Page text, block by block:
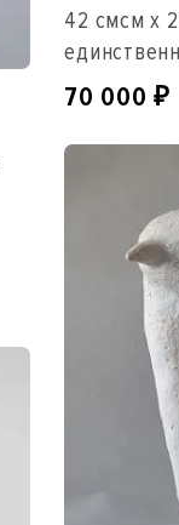
42 смсм x
70 000₽